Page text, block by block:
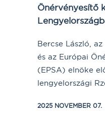
Önérvényesítő
Bercse László,
és az Európai
(EPSA) elnöke
lengyelországi
2025 NOVEMBER 07.